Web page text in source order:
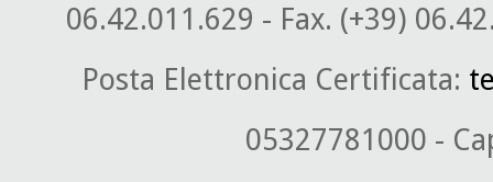
06.42.011.629 - Fax. (+39)
Posta Elettronica Certificata:
05327781000 -